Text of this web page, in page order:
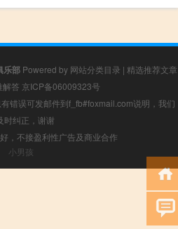
乐部Powered by 网站分类目录 | 精选推荐文章
解答 京ICP备06009323号
错误可发邮件到f_fb#foxmail.com说明，我们
时纠正，谢谢
，不接盈利性广告及商业合作
小男孩